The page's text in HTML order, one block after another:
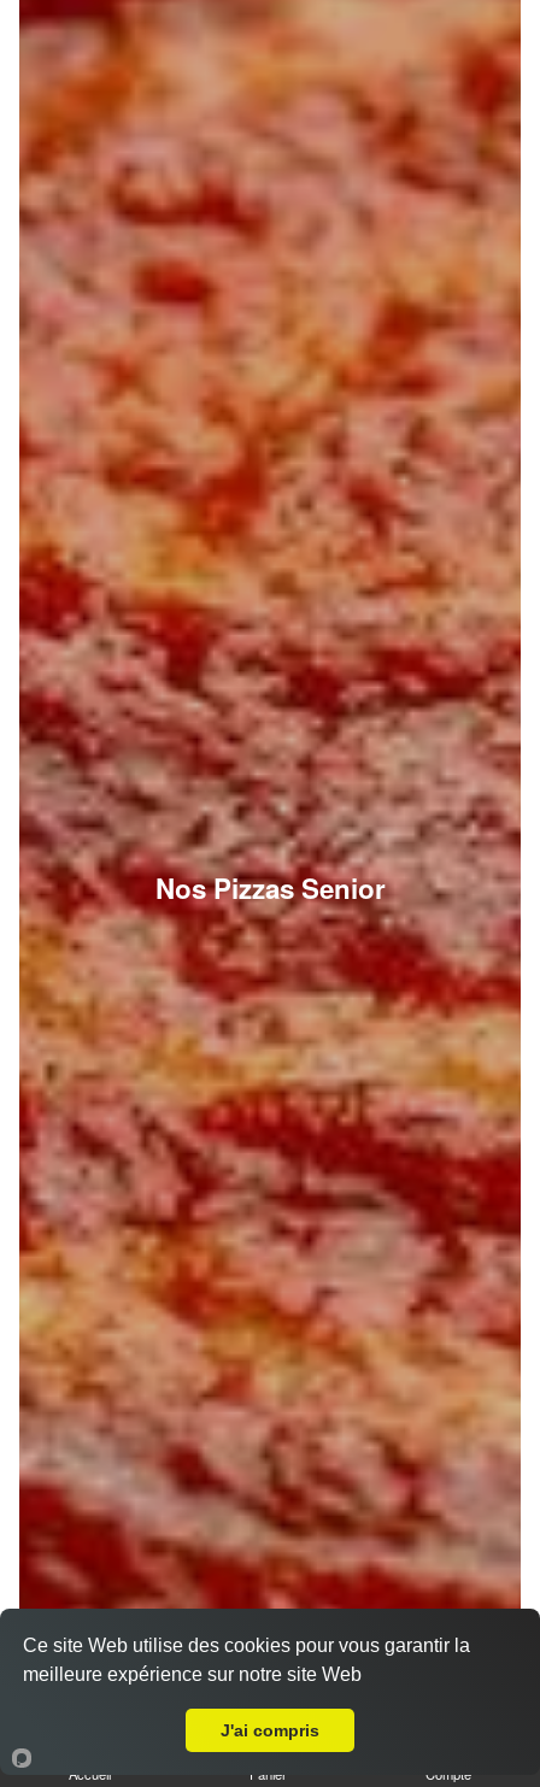
Nos Pizzas Senior
Accueil Panier Compte
Ce site Web utilise des cookies pour vous garantir la
meilleure expérience sur notre site Web
J'ai compris